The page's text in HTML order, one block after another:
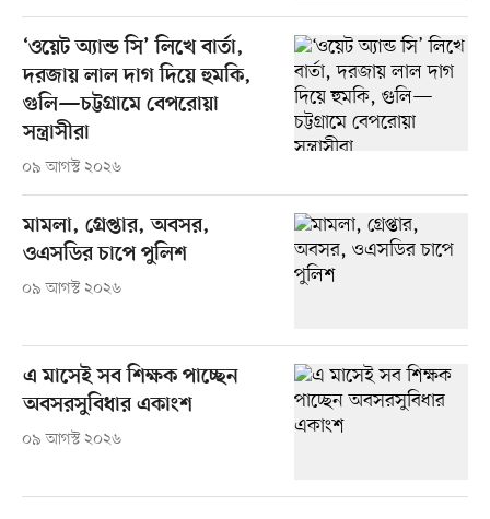
‘ওয়েট অ্যান্ড সি’ লিখে বার্তা,
দরজায় লাল দাগ দিয়ে হুমকি,
গুলি—চট্টগ্রামে বেপরোয়া
সন্ত্রাসীরা
০৯ আগস্ট ২০২৬
মামলা, গ্রেপ্তার, অবসর,
ওএসডির চাপে পুলিশ
০৯ আগস্ট ২০২৬
এ মাসেই সব শিক্ষক পাচ্ছেন
অবসরসুবিধার একাংশ
০৯ আগস্ট ২০২৬